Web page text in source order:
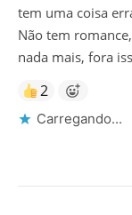
tem uma coisa
Não tem
nada mais, fora
2
Carregando...